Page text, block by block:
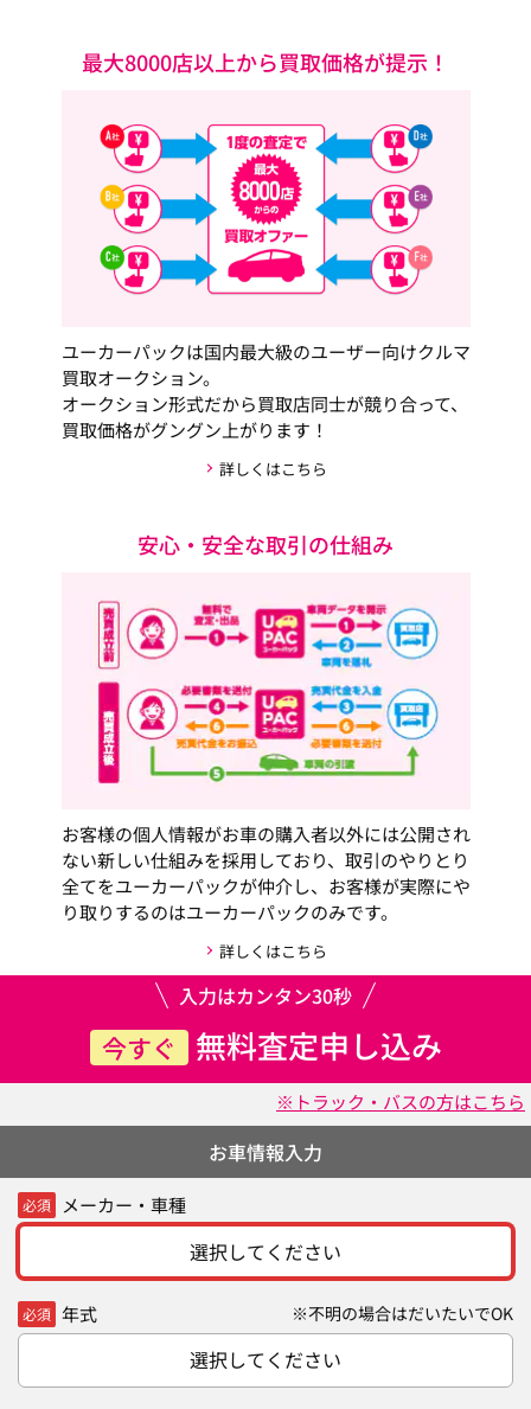
最大8000店以上から買取価格が提示！
ユーカーパックは国内最大級のユーザー向けクルマ
買取オークション。
オークション形式だから買取店同士が競り合って、
買取価格がグングン上がります！
詳しくはこちら
安心・安全な取引の仕組み
お客様の個人情報がお車の購入者以外には公開され
ない新しい仕組みを採用しており、取引のやりとり
全てをユーカーパックが仲介し、お客様が実際にや
り取りするのはユーカーパックのみです。
詳しくはこちら
入力はカンタン30秒
今すぐ 無料査定申し込み
※トラック・バスの方はこちら
お車情報入力
必須 メーカー・車種
選択してください
必須 年式 ※不明の場合はだいたいでOK
選択してください